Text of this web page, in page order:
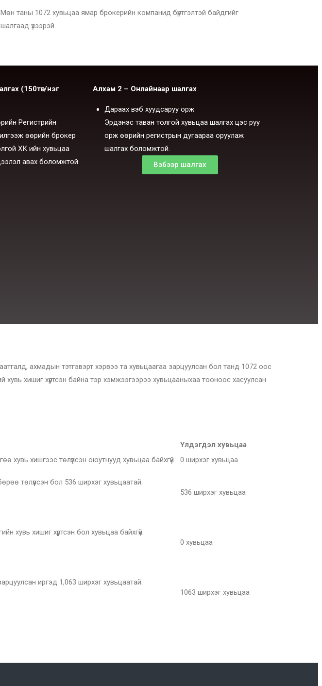
Мѳн таны 1072 хувьцаа ямар брокерийн компанид бүртгэлтэй байдгийг
шалгаад үзээрэй
(150төг/нэг
Регистрийн
өөрийн брокер
ХК ийн хувьцаа
авах боломжтой.
Алхам 2 – Онлайнаар шалгах
Дараах вэб хуудсаруу орж
Эрдэнэс таван толгой хувьцаа шалгах цэс руу
орж өөрийн регистрын дугаараа оруулаж
шалгах боломжтой.
Вэбээр шалгах
ахмадын тэтгэвэрт хэрвээ та хувьцаагаа зарцуулсан бол танд 1072 оос
хишиг хүртсэн байна тэр хэмжээгээрээ хувьцааныхаа тооноос хасуулсан
Үлдэгдэл хувьцаа
хишгээс төлүүлсэн оюутнууд хувьцаа байхгүй. 0 ширхэг хувьцаа
төлүүлсэн бол 536 ширхэг хувьцаатай.
536 ширхэг хувьцаа
хувь хишиг хүртсэн бол хувьцаа байхгүй.
0 хувьцаа
иргэд 1,063 ширхэг хувьцаатай.
1063 ширхэг хувьцаа